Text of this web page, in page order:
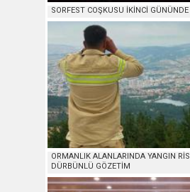
SORFEST COŞKUSU İKİNCİ
ORMANLIK ALANLARINDA YANGIN
DÜRBÜNLÜ GÖZETİM